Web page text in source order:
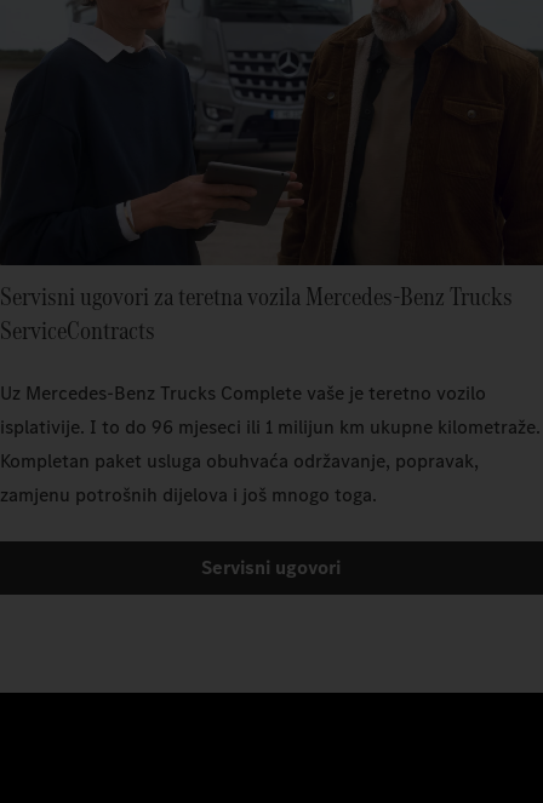
Servisni ugovori za teretna vozila Mercedes‑Benz Trucks
ServiceContracts
Uz Mercedes-Benz Trucks Complete vaše je teretno vozilo
isplativije. I to do 96 mjeseci ili 1 milijun km ukupne kilometraže.
Kompletan paket usluga obuhvaća održavanje, popravak,
zamjenu potrošnih dijelova i još mnogo toga.
Servisni ugovori